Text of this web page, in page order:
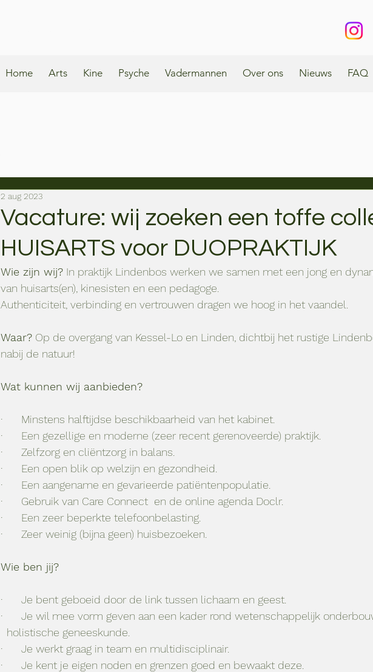
Home Arts Kine Psyche Vadermannen Over ons Nieuws FAQ
Vacature: wij zoeken een toffe
HUISARTS voor DUOPRAKTIJK
2 aug 2023
Wie zijn wij? In praktijk Lindenbos werken we samen met een jong en
van huisarts(en), kinesisten en een pedagoge.
Authenticiteit, verbinding en vertrouwen dragen we hoog in het vaandel.
Waar? Op de overgang van Kessel-Lo en Linden, dichtbij het rustige
nabij de natuur!
Wat kunnen wij aanbieden?
·      Minstens halftijdse beschikbaarheid van het kabinet.
·      Een gezellige en moderne (zeer recent gerenoveerde) praktijk.
·      Zelfzorg en cliëntzorg in balans.
·      Een open blik op welzijn en gezondheid.
·      Een aangename en gevarieerde patiëntenpopulatie.
·      Gebruik van Care Connect  en de online agenda Doclr.
·      Een zeer beperkte telefoonbelasting.
·      Zeer weinig (bijna geen) huisbezoeken.
Wie ben jij?
·      Je bent geboeid door de link tussen lichaam en geest.
·      Je wil mee vorm geven aan een kader rond wetenschappelijk
  holistische geneeskunde.
·      Je werkt graag in team en multidisciplinair.
·      Je kent je eigen noden en grenzen goed en bewaakt deze.